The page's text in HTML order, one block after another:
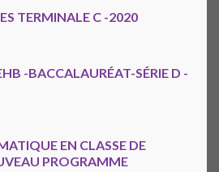
TERMINALE C -2020
-BACCALAURÉAT-SÉRIE D -
EN CLASSE DE
PROGRAMME